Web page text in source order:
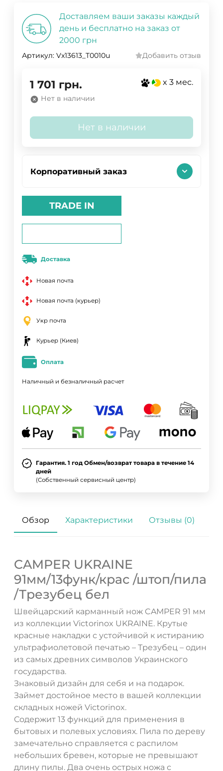
Доставляем ваши заказы каждый
день и бесплатно на заказ от
2000 грн
Артикул: Vx13613_T0010u Добавить отзыв
1 701 грн. x 3 мес.
Нет в наличии
Нет в наличии
Корпоративный заказ
TRADE IN
Доставка
Новая почта
Новая почта (курьер)
Укр почта
Курьер (Киев)
Оплата
Наличный и безналичный расчет
Гарантия. 1 год Обмен/возврат товара в течение 14
дней
(Собственный сервисный центр)
Обзор Характеристики Отзывы (0)
CAMPER UKRAINE
91мм/13функ/крас /штоп/пила
/Трезубец бел
Швейцарский карманный нож CAMPER 91 мм
из коллекции Victorinox UKRAINE. Крутые
красные накладки с устойчивой к истиранию
ультрафиолетовой печатью – Трезубец – один
из самых древних символов Украинского
государства.
Знаковый дизайн для себя и на подарок.
Займет достойное место в вашей коллекции
складных ножей Victorinox.
Содержит 13 функций для применения в
бытовых и полевых условиях. Пила по дереву
замечательно справляется с распилом
небольших бревен, которые не превышают
длину пилы. Два очень острых ножа с